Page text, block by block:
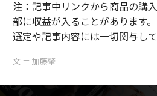
注：記事中リンクから商品の購
部に収益が入ることがあります
選定や記事内容には一切関与して
文 ＝ 加藤肇